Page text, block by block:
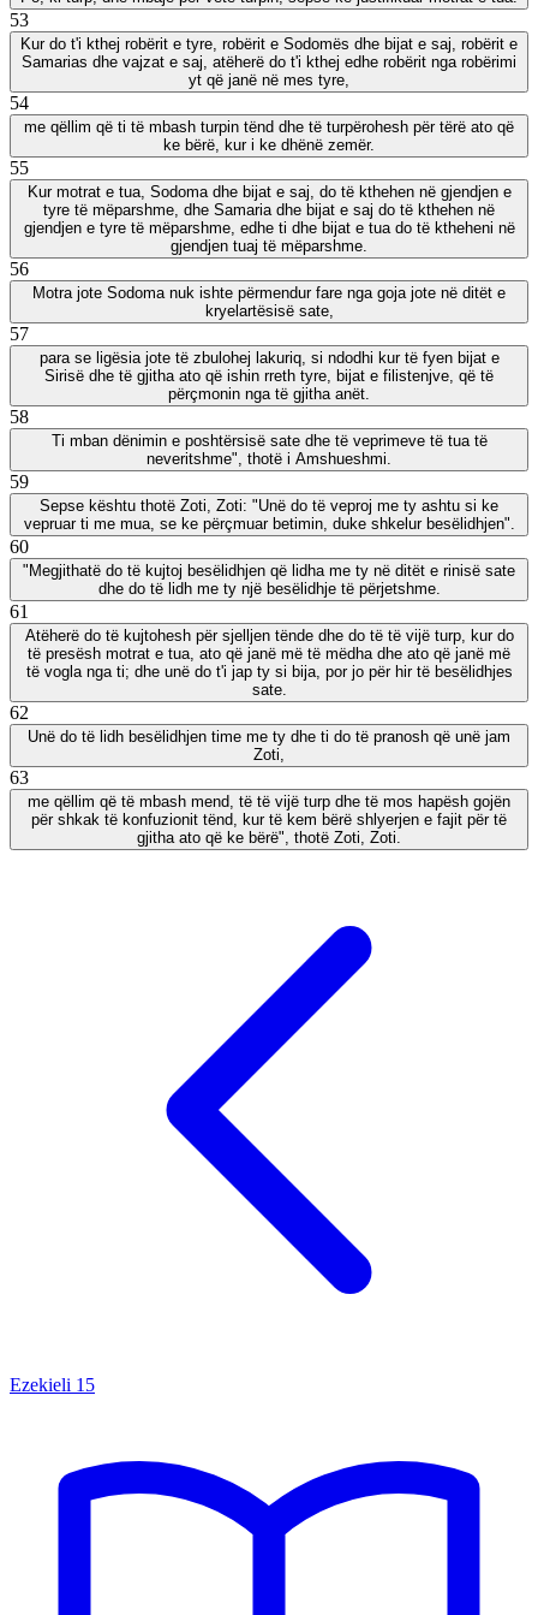
53
Kur do t'i kthej robërit e tyre, robërit e Sodomës dhe bijat e saj, robërit e
Samarias dhe vajzat e saj, atëherë do t'i kthej edhe robërit nga robërimi
yt që janë në mes tyre,
54
me qëllim që ti të mbash turpin tënd dhe të turpërohesh për tërë ato që
ke bërë, kur i ke dhënë zemër.
55
Kur motrat e tua, Sodoma dhe bijat e saj, do të kthehen në gjendjen e
tyre të mëparshme, dhe Samaria dhe bijat e saj do të kthehen në
gjendjen e tyre të mëparshme, edhe ti dhe bijat e tua do të ktheheni në
gjendjen tuaj të mëparshme.
56
Motra jote Sodoma nuk ishte përmendur fare nga goja jote në ditët e
kryelartësisë sate,
57
para se ligësia jote të zbulohej lakuriq, si ndodhi kur të fyen bijat e
Sirisë dhe të gjitha ato që ishin rreth tyre, bijat e filistenjve, që të
përçmonin nga të gjitha anët.
58
Ti mban dënimin e poshtërsisë sate dhe të veprimeve të tua të
neveritshme", thotë i Amshueshmi.
59
Sepse kështu thotë Zoti, Zoti: "Unë do të veproj me ty ashtu si ke
vepruar ti me mua, se ke përçmuar betimin, duke shkelur besëlidhjen".
60
"Megjithatë do të kujtoj besëlidhjen që lidha me ty në ditët e rinisë sate
dhe do të lidh me ty një besëlidhje të përjetshme.
61
Atëherë do të kujtohesh për sjelljen tënde dhe do të të vijë turp, kur do
të presësh motrat e tua, ato që janë më të mëdha dhe ato që janë më
të vogla nga ti; dhe unë do t'i jap ty si bija, por jo për hir të besëlidhjes
sate.
62
Unë do të lidh besëlidhjen time me ty dhe ti do të pranosh që unë jam
Zoti,
63
me qëllim që të mbash mend, të të vijë turp dhe të mos hapësh gojën
për shkak të konfuzionit tënd, kur të kem bërë shlyerjen e fajit për të
gjitha ato që ke bërë", thotë Zoti, Zoti.
Ezekieli 15